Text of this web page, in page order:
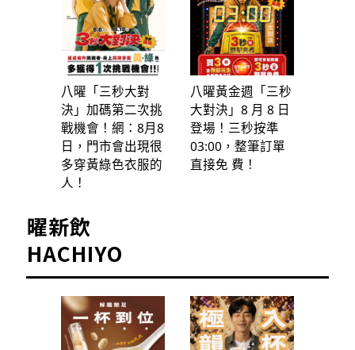
八曜「三秒大對
決」加碼第二次挑
戰機會！網：8月8
日，門市會出現很
多穿黃綠色衣服的
人！
八曜黃金週「三秒
大對決」8 月 8 日
登場！三秒按準
03:00，整筆訂單
直接免 費！
曜新飲
HACHIYO